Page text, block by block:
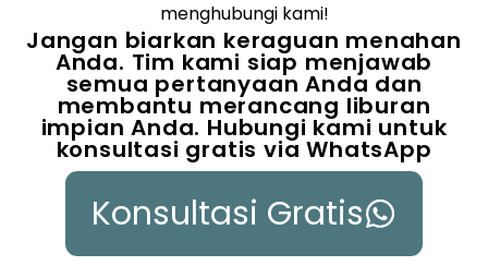
menghubungi kami!
Jangan biarkan keraguan menahan
Anda. Tim kami siap menjawab
semua pertanyaan Anda dan
membantu merancang liburan
impian Anda. Hubungi kami untuk
konsultasi gratis via WhatsApp
Konsultasi Gratis